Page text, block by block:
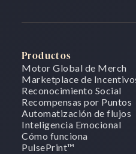
Productos
Motor Global de Merch
Marketplace de
Reconocimiento Social
Recompensas por Puntos
Automatización de flujos
Inteligencia Emocional
Cómo funciona
PulsePrint™